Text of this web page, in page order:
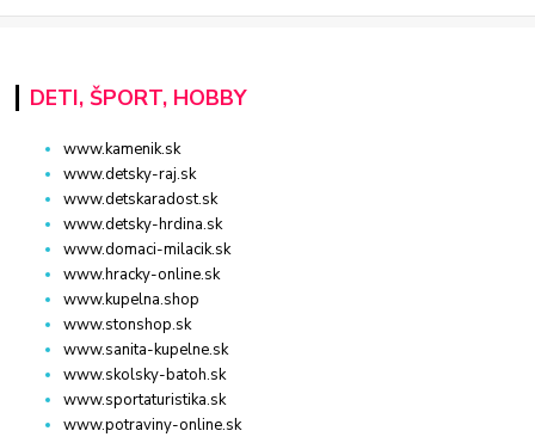
DETI, ŠPORT, HOBBY
www.kamenik.sk
www.detsky-raj.sk
www.detskaradost.sk
www.detsky-hrdina.sk
www.domaci-milacik.sk
www.hracky-online.sk
www.kupelna.shop
www.stonshop.sk
www.sanita-kupelne.sk
www.skolsky-batoh.sk
www.sportaturistika.sk
www.potraviny-online.sk